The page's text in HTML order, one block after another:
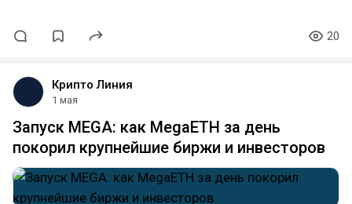
20
Крипто Линия
1 мая
Запуск MEGA: как MegaETH за день
покорил крупнейшие биржи и инвесторов